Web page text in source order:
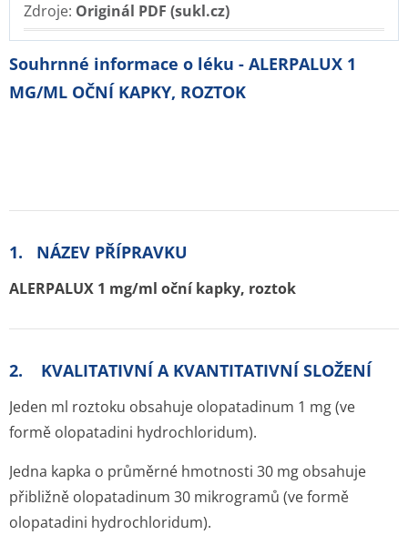
Zdroje: Originál PDF (sukl.cz)
Souhrnné informace o léku - ALERPALUX 1
MG/ML OČNÍ KAPKY, ROZTOK
1. NÁZEV PŘÍPRAVKU
ALERPALUX 1 mg/ml oční kapky, roztok
2. KVALITATIVNÍ A KVANTITATIVNÍ SLOŽENÍ
Jeden ml roztoku obsahuje olopatadinum 1 mg (ve
formě olopatadini hydrochloridum).
Jedna kapka o průměrné hmotnosti 30 mg obsahuje
přibližně olopatadinum 30 mikrogramů (ve formě
olopatadini hydrochloridum).